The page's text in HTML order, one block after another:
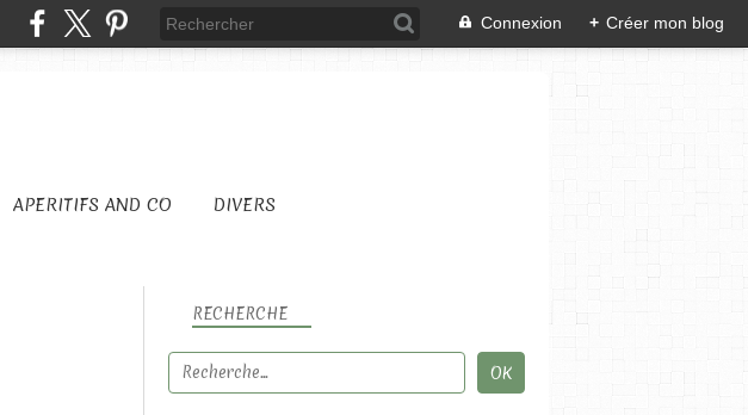
Connexion + Créer mon blog
APERITIFS AND CO DIVERS
RECHERCHE